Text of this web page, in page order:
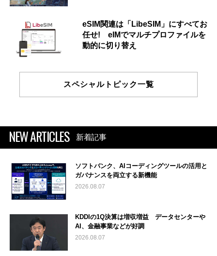
eSIM関連は「LibeSIM」にすべてお
任せ! eIMでマルチプロファイルを
動的に切り替え
スペシャルトピック一覧
NEW ARTICLES 新着記事
ソフトバンク、AIコーディングツールの活用と
ガバナンスを両立する新機能
2026.08.07
KDDIの1Q決算は増収増益 データセンターや
AI、金融事業などが好調
2026.08.07